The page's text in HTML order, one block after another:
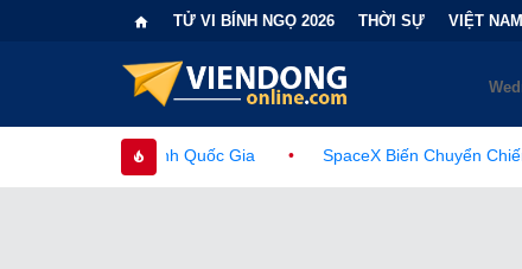
TỬ VI BÍNH NGỌ 2026 THỜI SỰ VIỆT NAM
SpaceX Biến Chuyển Chiến Lược: Loại Bỏ Hoàn